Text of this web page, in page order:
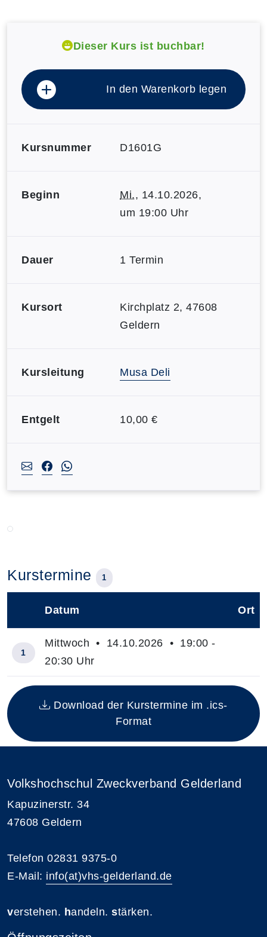
Dieser Kurs ist buchbar!
In den Warenkorb legen
Kursnummer D1601G
Beginn Mi., 14.10.2026,
um 19:00 Uhr
Dauer 1 Termin
Kursort
Kirchplatz 2, 47608
Geldern
Kursleitung Musa Deli
Entgelt 10,00 €
Kurstermine 1
Insgesamt gibt es 1 Termine zum diesen Kurs
Datum Ort
1
Mittwoch • 14.10.2026 • 19:00 -
20:30 Uhr
Download der Kurstermine im .ics-
Format
Volkshochschul Zweckverband Gelderland
Kapuzinerstr. 34
47608 Geldern
Telefon 02831 9375-0
E-Mail: info(at)vhs-gelderland.de
verstehen. handeln. stärken.